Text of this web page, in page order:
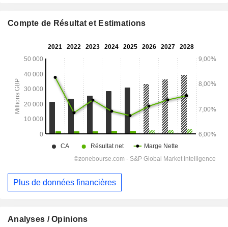
Compte de Résultat et Estimations
Plus de données financières
Analyses / Opinions